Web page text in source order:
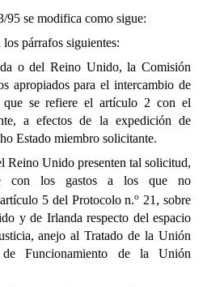
95 se modifica como sigue:
párrafos siguientes:
o del Reino Unido, la Comisión
apropiados para el intercambio de
se refiere el artículo 2 con el
a efectos de la expedición de
Estado miembro solicitante.
Reino Unido presenten tal solicitud,
con los gastos a los que no
5 del Protocolo n.o 21, sobre
y de Irlanda respecto del espacio
anejo al Tratado de la Unión
Funcionamiento de la Unión